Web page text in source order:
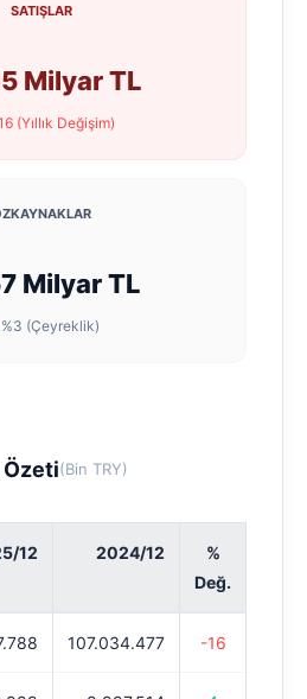
SATIŞLAR
Milyar TL
(Yıllık Değişim)
Milyar TL
(Çeyreklik)
Özeti(Bin TRY)
12 2024/12
%
Değ.
107.034.477 -16